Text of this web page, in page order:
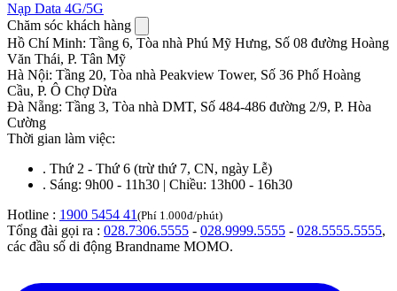
Nạp Data 4G/5G
Chăm sóc khách hàng
Hồ Chí Minh: Tầng 6, Tòa nhà Phú Mỹ Hưng, Số 08 đường Hoàng
Văn Thái, P. Tân Mỹ
Hà Nội: Tầng 20, Tòa nhà Peakview Tower, Số 36 Phố Hoàng
Cầu, P. Ô Chợ Dừa
Đà Nẵng: Tầng 3, Tòa nhà DMT, Số 484-486 đường 2/9, P. Hòa
Cường
Thời gian làm việc:
. Thứ 2 - Thứ 6 (trừ thứ 7, CN, ngày Lễ)
. Sáng: 9h00 - 11h30 | Chiều: 13h00 - 16h30
Hotline : 1900 5454 41 (Phí 1.000đ/phút)
Tổng đài gọi ra : 028.7306.5555 - 028.9999.5555 - 028.5555.5555,
các đầu số di động Brandname MOMO.